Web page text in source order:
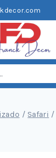
/ Safari /